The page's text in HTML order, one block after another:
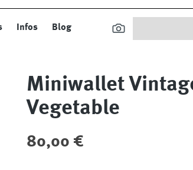
Infos Blog
Miniwallet
Vegetable
Regulärer Preis:
80,00 €